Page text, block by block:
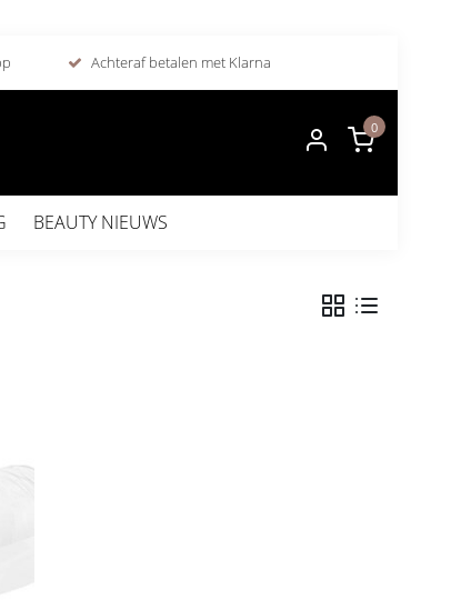
Achteraf betalen met Klarna
0
BEAUTY NIEUWS